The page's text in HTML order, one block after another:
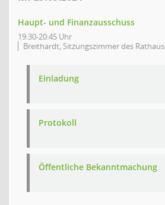
Haupt- und Finanzausschuss
19:30-20:45 Uhr
Breithardt, Sitzungszimmer des
Einladung
Protokoll
Öffentliche Bekanntmachung